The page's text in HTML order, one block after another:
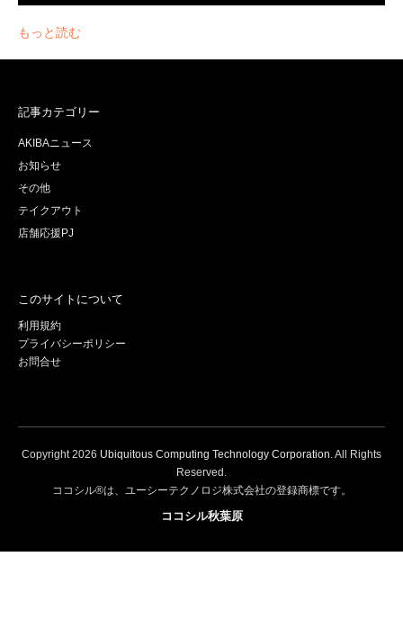
もっと読む
記事カテゴリー
AKIBAニュース
お知らせ
その他
テイクアウト
店舗応援PJ
このサイトについて
利用規約
プライバシーポリシー
お問合せ
Copyright2026 Ubiquitous Computing Technology Corporation. All Rights
Reserved.
ココシル®は、ユーシーテクノロジ株式会社の登録商標です。
ココシル秋葉原